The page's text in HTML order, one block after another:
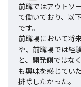
前職ではアウトソ
て働いており、以
です。
前職場において将
や、前職場では経
と、開発側ではな
も興味を感じてい
排除したかった。